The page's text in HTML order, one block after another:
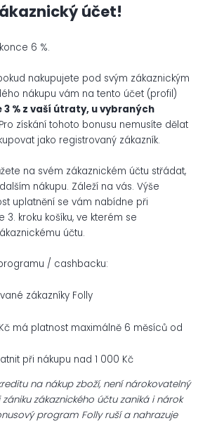
účet!
6 %.
nakupujete pod svým zákaznickým
nákupu vám na tento účet (profil)
% z vaší útraty, u vybraných
získání tohoto bonusu nemusíte dělat
jako registrovaný zákazník.
na svém zákaznickém účtu střádat,
nákupu. Záleží na vás. Výše
uplatnění se vám nabídne při
kroku košíku, ve kterém se
účtu.
/ cashbacku:
zákazníky Folly
má platnost maximálně 6 měsíců od
při nákupu nad 1 000 Kč
na nákup zboží, není nárokovatelný
zákaznického účtu zaniká i nárok
program Folly ruší a nahrazuje